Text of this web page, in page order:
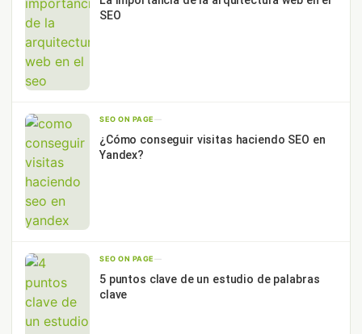
SEO
SEO ON PAGE—
¿Cómo conseguir visitas haciendo SEO en
Yandex?
SEO ON PAGE—
5 puntos clave de un estudio de palabras
clave